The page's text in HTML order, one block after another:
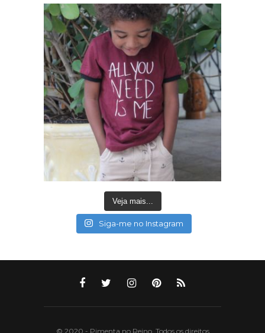
Veja mais...
Siga-me no Instagram
© 2020 - Pimenta no Reino. Todos os direitos